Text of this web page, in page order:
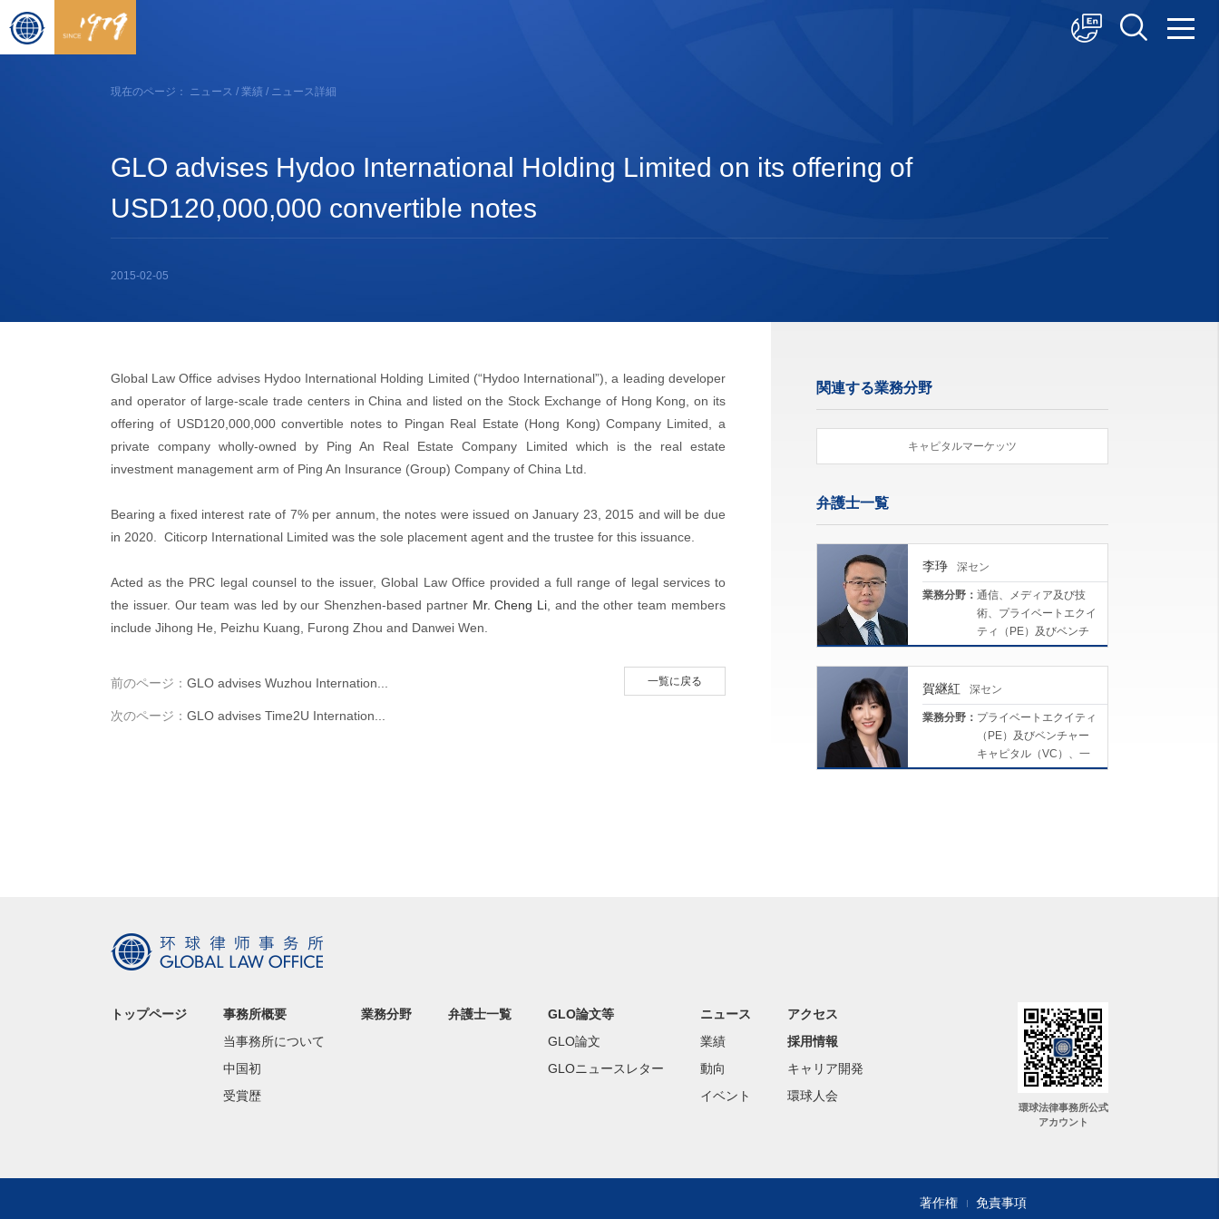
現在のページ： ニュース / 業績 / ニュース詳細
GLO advises Hydoo International Holding Limited on its offering of
USD120,000,000 convertible notes
2015-02-05
Global Law Office advises Hydoo International Holding Limited (“Hydoo International”), a leading developer
and operator of large-scale trade centers in China and listed on the Stock Exchange of Hong Kong, on its
offering of USD120,000,000 convertible notes to Pingan Real Estate (Hong Kong) Company Limited, a
private company wholly-owned by Ping An Real Estate Company Limited which is the real estate
investment management arm of Ping An Insurance (Group) Company of China Ltd.
Bearing a fixed interest rate of 7% per annum, the notes were issued on January 23, 2015 and will be due
in 2020. Citicorp International Limited was the sole placement agent and the trustee for this issuance.
Acted as the PRC legal counsel to the issuer, Global Law Office provided a full range of legal services to
the issuer. Our team was led by our Shenzhen-based partner Mr. Cheng Li , and the other team members
include Jihong He, Peizhu Kuang, Furong Zhou and Danwei Wen.
前のページ： GLO advises Wuzhou Internation...
次のページ： GLO advises Time2U Internation...
一覧に戻る
関連する業務分野
キャピタルマーケッツ
弁護士一覧
李琤 深セン
業務分野： 通信、メディア及び技
術、プライベートエクイ
ティ（PE）及びベンチ
ャーキャピタル
（VC）、一般企業法務
及びM&A、不動産及び建
設プロジェクト、キャピ
タルマーケッツ
賀継紅 深セン
業務分野： プライベートエクイティ
（PE）及びベンチャー
キャピタル（VC）、一
般企業法務及びM&A、キ
トップページ
事務所概要
当事務所について
中国初
受賞歴
業務分野 弁護士一覧
GLO論文等
GLO論文
GLOニュースレター
ニュース
業績
動向
イベント
アクセス
採用情報
キャリア開発
環球人会
環球法律事務所公式
アカウント
著作権 免責事項